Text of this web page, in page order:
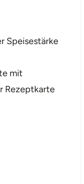
Speisestärke
mit
Rezeptkarte